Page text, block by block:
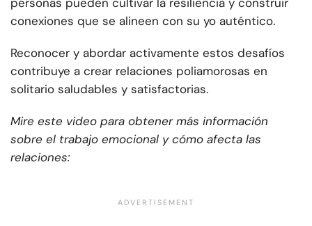
conexiones que se alineen con su yo auténtico.
Reconocer y abordar activamente estos desafíos
contribuye a crear relaciones poliamorosas en
solitario saludables y satisfactorias.
Mire este video para obtener más información
sobre el trabajo emocional y cómo afecta las
relaciones: